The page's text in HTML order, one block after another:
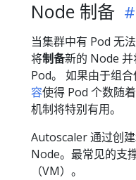
Node 制备
当集群中有 Pod 无
将制备新的 Node
Pod。 如果由于组合
容使得 Pod 个数随
机制将特别有用。
Autoscaler 通过创
Node。最常见的支
（VM）。